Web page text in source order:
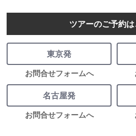
ツアーのご予約は
東京発
お問合せフォームへ
名古屋発
お問合せフォームへ